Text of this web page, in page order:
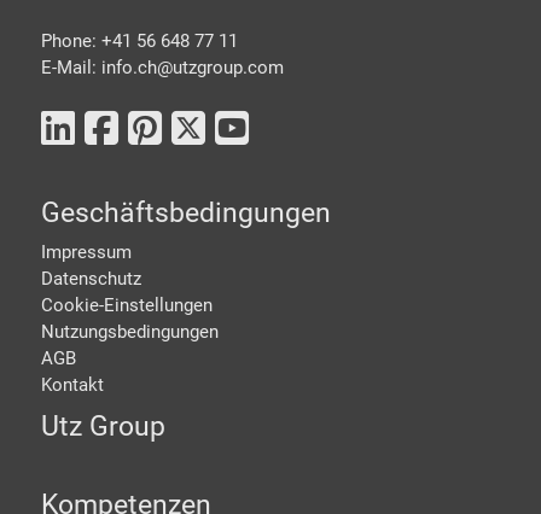
Phone: +41 56 648 77 11
E-Mail: info.ch@utzgroup.com
Geschäftsbedingungen
Impressum
Datenschutz
Cookie-Einstellungen
Nutzungsbedingungen
AGB
Kontakt
Utz Group
Kompetenzen